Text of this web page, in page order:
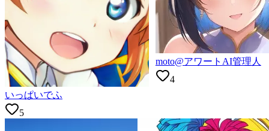
いっぱいでふ
5
moto@アワートAI管理人
4